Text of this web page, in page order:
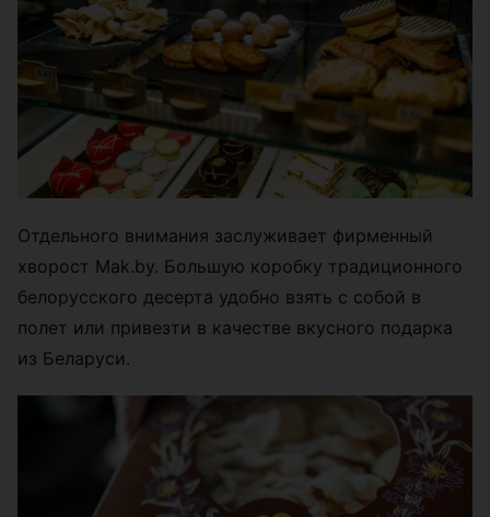
Отдельного внимания заслуживает фирменный
хворост Mak.by. Большую коробку традиционного
белорусского десерта удобно взять с собой в
полет или привезти в качестве вкусного подарка
из Беларуси.